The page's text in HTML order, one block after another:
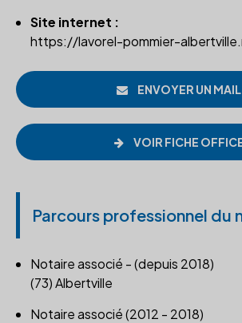
Site internet :
https://lavorel-pommier-
ENVOYER UN MAIL
VOIR FICHE
Parcours professionnel du
Notaire associé - (depuis 2018)
(73) Albertville
Notaire associé (2012 - 2018)